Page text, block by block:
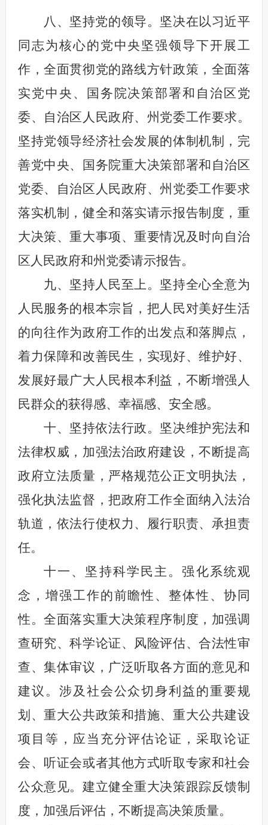
八、坚持党的领导。坚决在以习近平
同志为核心的党中央坚强领导下开展工
作，全面贯彻党的路线方针政策，全面落
实党中央、国务院决策部署和自治区党
委、自治区人民政府、州党委工作要求。
坚持党领导经济社会发展的体制机制，完
善党中央、国务院重大决策部署和自治区
党委、自治区人民政府、州党委工作要求
落实机制，健全和落实请示报告制度，重
大决策、重大事项、重要情况及时向自治
区人民政府和州党委请示报告。
九、坚持人民至上。坚持全心全意为
人民服务的根本宗旨，把人民对美好生活
的向往作为政府工作的出发点和落脚点，
着力保障和改善民生，实现好、维护好、
发展好最广大人民根本利益，不断增强人
民群众的获得感、幸福感、安全感。
十、坚持依法行政。坚决维护宪法和
法律权威，加强法治政府建设，不断提高
政府立法质量，严格规范公正文明执法，
强化执法监督，把政府工作全面纳入法治
轨道，依法行使权力、履行职责、承担责
任。
十一、坚持科学民主。强化系统观
念，增强工作的前瞻性、整体性、协同
性。全面落实重大决策程序制度，加强调
查研究、科学论证、风险评估、合法性审
查、集体审议，广泛听取各方面的意见和
建议。涉及社会公众切身利益的重要规
划、重大公共政策和措施、重大公共建设
项目等，应当充分评估论证，采取论证
会、听证会或者其他方式听取专家和社会
公众意见。建立健全重大决策跟踪反馈制
度，加强后评估，不断提高决策质量。